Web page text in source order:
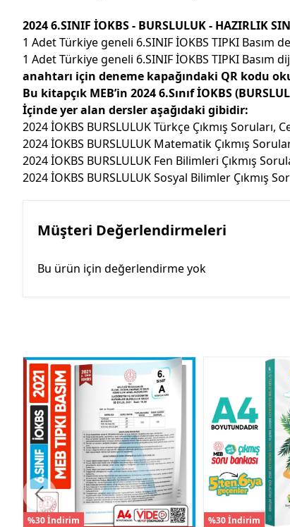
2024 6.SINIF İOKBS - BURSLULUK - HAZIRLIK
1 Adet Türkiye geneli 6.SINIF İOKBS TIPKI Basım
1 Adet Türkiye geneli 6.SINIF İOKBS TIPKI Basım
anahtarı için deneme kapağındaki QR kodu
Bu kitapçık MEB’in 2024 6.Sınıf İOKBS
İçinde yer alan dersler aşağıdaki gibidir:
2024 İOKBS BURSLULUK Türkçe Çıkmış Soruları,
2024 İOKBS BURSLULUK Matematik Çıkmış
2024 İOKBS BURSLULUK Fen Bilimleri Çıkmış
2024 İOKBS BURSLULUK Sosyal Bilimler Çıkmış
Müşteri Değerlendirmeleri
Bu ürün için değerlendirme yok
%30 İndirim %30 İndirim